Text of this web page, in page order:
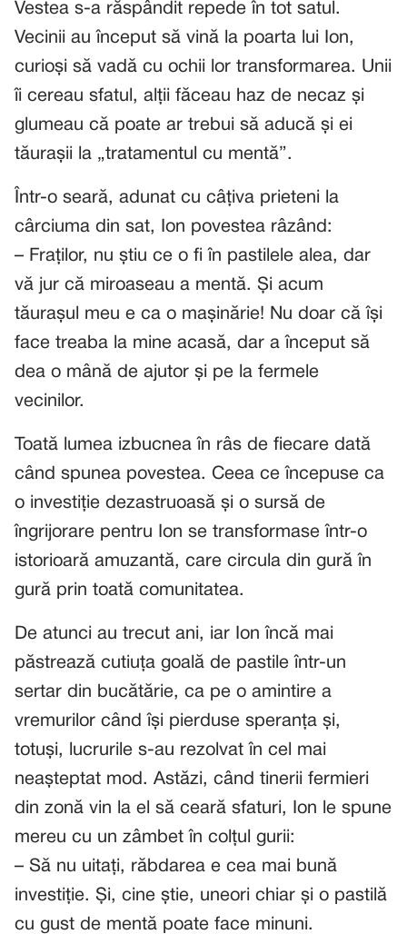
Vestea s-a răspândit repede în tot satul.
Vecinii au început să vină la poarta lui Ion,
curioși să vadă cu ochii lor transformarea. Unii
îi cereau sfatul, alții făceau haz de necaz și
glumeau că poate ar trebui să aducă și ei
tăurașii la „tratamentul cu mentă”.
Într-o seară, adunat cu câțiva prieteni la
cârciuma din sat, Ion povestea râzând:
– Fraților, nu știu ce o fi în pastilele alea, dar
vă jur că miroaseau a mentă. Și acum
tăurașul meu e ca o mașinărie! Nu doar că își
face treaba la mine acasă, dar a început să
dea o mână de ajutor și pe la fermele
vecinilor.
Toată lumea izbucnea în râs de fiecare dată
când spunea povestea. Ceea ce începuse ca
o investiție dezastruoasă și o sursă de
îngrijorare pentru Ion se transformase într-o
istorioară amuzantă, care circula din gură în
gură prin toată comunitatea.
De atunci au trecut ani, iar Ion încă mai
păstrează cutiuța goală de pastile într-un
sertar din bucătărie, ca pe o amintire a
vremurilor când își pierduse speranța și,
totuși, lucrurile s-au rezolvat în cel mai
neașteptat mod. Astăzi, când tinerii fermieri
din zonă vin la el să ceară sfaturi, Ion le spune
mereu cu un zâmbet în colțul gurii:
– Să nu uitați, răbdarea e cea mai bună
investiție. Și, cine știe, uneori chiar și o pastilă
cu gust de mentă poate face minuni.